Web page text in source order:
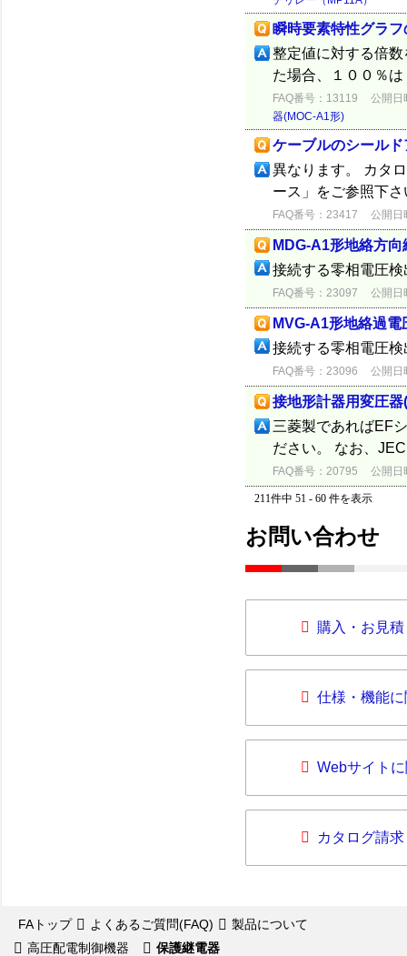
瞬時要素特性グラ
整定値に対する倍
た場合、１００％
FAQ番号：13119
公開日
器(MOC-A1形)
ケーブルのシールド
異なります。 カタ
ース」をご参照下
FAQ番号：23417 公開日
MDG-A1形地絡方
接続する零相電圧
FAQ番号：23097 公開日
MVG-A1形地絡過
接続する零相電圧
FAQ番号：23096 公開日
接地形計器用変圧
三菱製であればEF
ださい。 なお、
FAQ番号：20795 公開日
211件中 51 - 60 件を表示
お問い合わせ
購入・お見
仕様・機能
Webサイト
カタログ請求
FAトップ よくあるご質問(FAQ)
製品について
高圧配電制御機器
保護継電器